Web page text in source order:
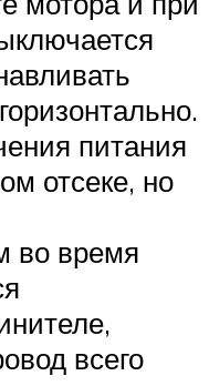
питания
отсеке, но
во время
всего